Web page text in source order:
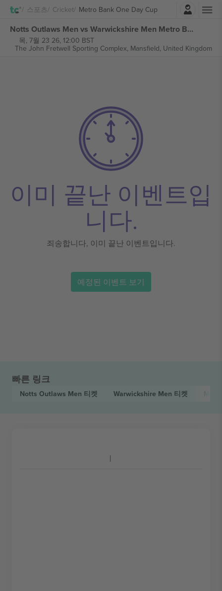
스포츠 Cricket Metro Bank One Day Cup
로그인
Notts Outlaws Men vs Warwickshire Men Metro Bank One Day Cup 티켓
목, 7월 23 26, 12:00 BST
The John Fretwell Sporting Complex, Mansfield, United Kingdom
이미 끝난 이벤트입
니다.
죄송합니다, 이미 끝난 이벤트입니다.
예정된 이벤트 보기
빠른 링크
Notts Outlaws Men 티켓 Warwickshire Men 티켓